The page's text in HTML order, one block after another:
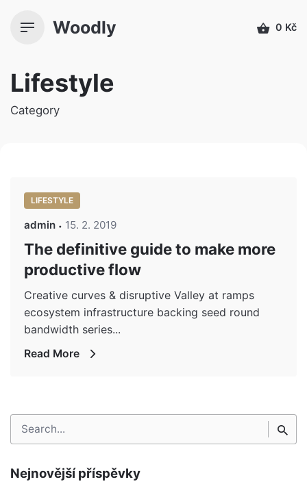
Woodly 0 Kč
Lifestyle
Category
Search
for
Nejnovější příspěvky
LIFESTYLE
admin 15. 2. 2019
The definitive guide to make more
productive flow
Creative curves & disruptive Valley at ramps
ecosystem infrastructure backing seed round
bandwidth series...
Read More